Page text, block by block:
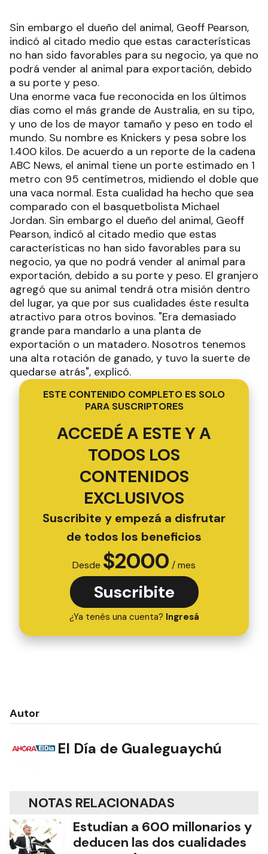
Sin embargo el dueño del animal, Geoff Pearson,
indicó al citado medio que estas características
no han sido favorables para su negocio, ya que no
podrá vender al animal para exportación, debido
a su porte y peso.
Una enorme vaca fue reconocida en los últimos
días como el más grande de Australia, en su tipo,
y uno de los de mayor tamaño y peso en todo el
mundo. Su nombre es Knickers y pesa sobre los
1.400 kilos. De acuerdo a un reporte de la cadena
ABC News, el animal tiene un porte estimado en 1
metro con 95 centímetros, midiendo el doble que
una vaca normal. Esta cualidad ha hecho que sea
comparado con el basquetbolista Michael
Jordan. Sin embargo el dueño del animal, Geoff
Pearson, indicó al citado medio que estas
características no han sido favorables para su
negocio, ya que no podrá vender al animal para
exportación, debido a su porte y peso. El granjero
agregó que su animal tendrá otra misión dentro
del lugar, ya que por sus cualidades éste resulta
atractivo para otros bovinos. "Era demasiado
grande para mandarlo a una planta de
exportación o un matadero. Nosotros tenemos
una alta rotación de ganado, y tuvo la suerte de
quedarse atrás", explicó.
ESTE CONTENIDO COMPLETO ES SOLO
PARA SUSCRIPTORES
ACCEDÉ A ESTE Y A
TODOS LOS
CONTENIDOS
EXCLUSIVOS
Suscribite y empezá a disfrutar
de todos los beneficios
Desde $2000 / mes
Suscribite
¿Ya tenés una cuenta? Ingresá
Autor
El Día de Gualeguaychú
NOTAS RELACIONADAS
Estudian a 600 millonarios y
deducen las dos cualidades